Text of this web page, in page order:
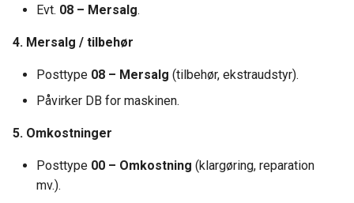
Evt. 08 – Mersalg.
4. Mersalg / tilbehør
Posttype 08 – Mersalg (tilbehør, ekstraudstyr).
Påvirker DB for maskinen.
5. Omkostninger
Posttype 00 – Omkostning (klargøring, reparation
mv.).